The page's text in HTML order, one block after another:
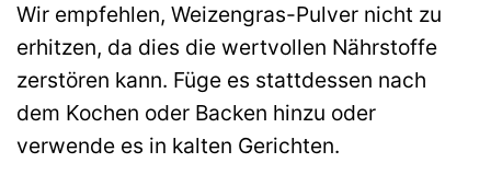
Wir empfehlen, Weizengras-Pulver nicht zu
erhitzen, da dies die wertvollen Nährstoffe
zerstören kann. Füge es stattdessen nach
dem Kochen oder Backen hinzu oder
verwende es in kalten Gerichten.